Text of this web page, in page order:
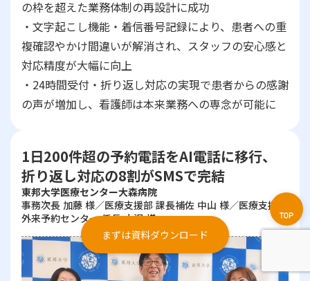
の枠を超えた業務体制の再設計に成功
・文字起こし機能・着信番号記録により、患者への重
複確認やかけ間違いが解消され、スタッフの安心感と
対応精度が大幅に向上
・24時間受付・折り返し対応の実現で患者からの感謝
の声が増加し、看護師は本来業務への専念が可能に
1日200件超の予約電話をAI電話に移行、
折り返し対応の8割がSMSで完結
東邦大学医療センター大森病院
事務次長 加藤 様／医療支援部 課長補佐 中山 様／医療支援部
外来予約センター 係長 小沢 様
まずは資料ダウンロード